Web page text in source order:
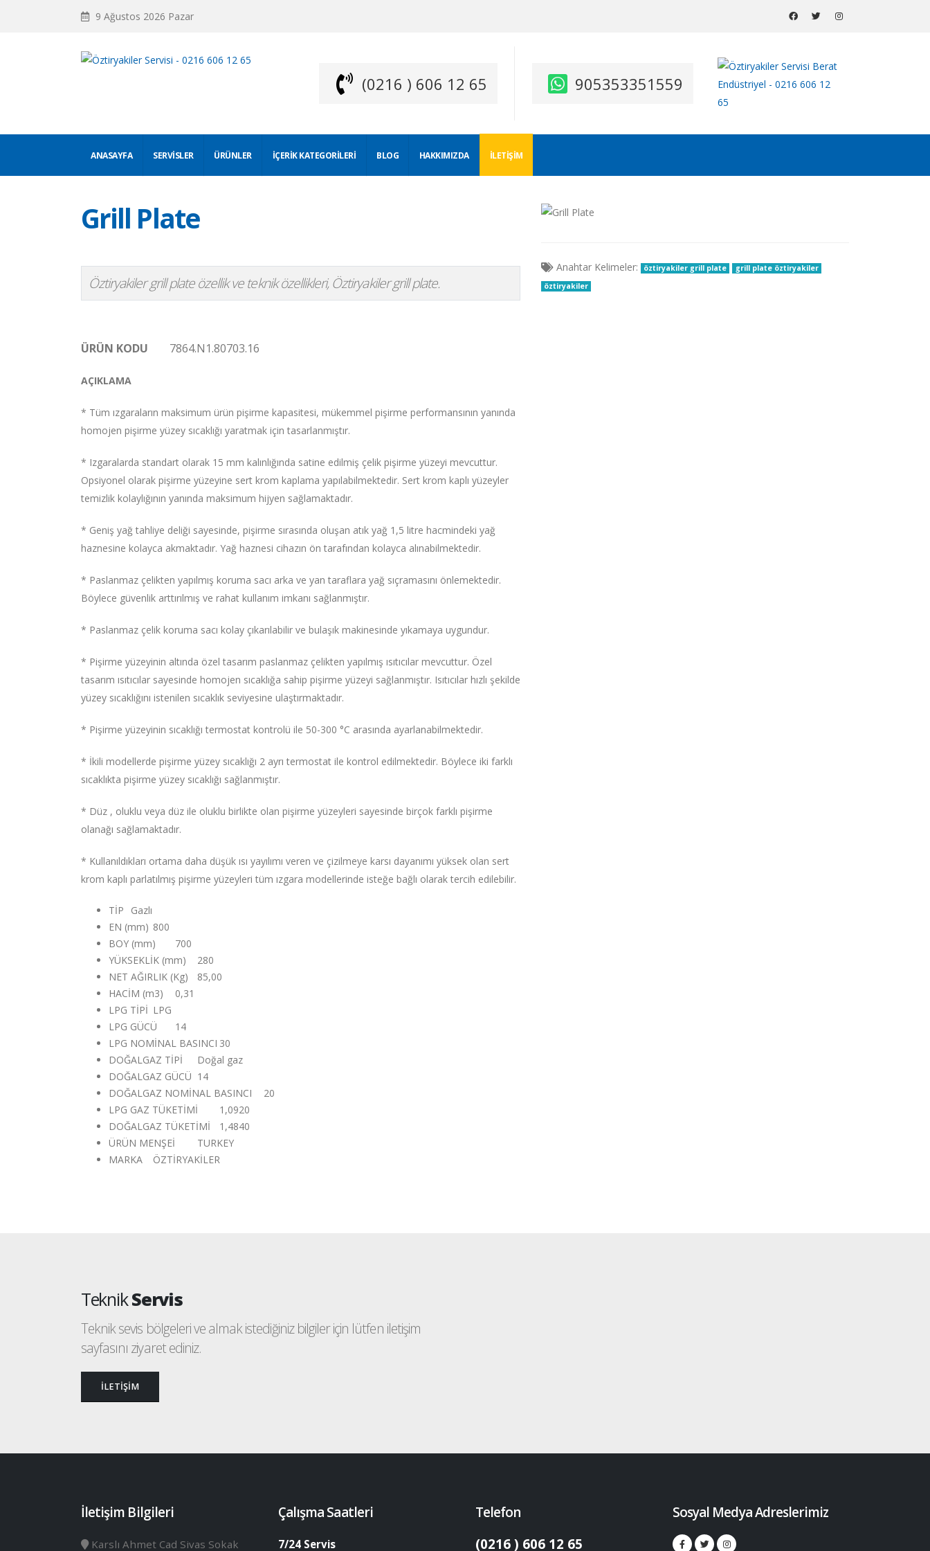
9 Ağustos 2026 Pazar
(0216 ) 606 12 65 905353351559
ANASAYFA SERVISLER ÜRÜNLER İÇERIK KATEGORILERI BLOG HAKKIMIZDA İLETIŞIM
Grill Plate
Öztiryakiler grill plate özellik ve teknik özellikleri, Öztiryakiler grill plate.
ÜRÜN KODU 7864.N1.80703.16
AÇIKLAMA
* Tüm ızgaraların maksimum ürün pişirme kapasitesi, mükemmel pişirme performansının yanında
homojen pişirme yüzey sıcaklığı yaratmak için tasarlanmıştır.
* Izgaralarda standart olarak 15 mm kalınlığında satine edilmiş çelik pişirme yüzeyi mevcuttur.
Opsiyonel olarak pişirme yüzeyine sert krom kaplama yapılabilmektedir. Sert krom kaplı yüzeyler
temizlik kolaylığının yanında maksimum hijyen sağlamaktadır.
* Geniş yağ tahliye deliği sayesinde, pişirme sırasında oluşan atık yağ 1,5 litre hacmindeki yağ
haznesine kolayca akmaktadır. Yağ haznesi cihazın ön tarafından kolayca alınabilmektedir.
* Paslanmaz çelikten yapılmış koruma sacı arka ve yan taraflara yağ sıçramasını önlemektedir.
Böylece güvenlik arttırılmış ve rahat kullanım imkanı sağlanmıştır.
* Paslanmaz çelik koruma sacı kolay çıkarılabilir ve bulaşık makinesinde yıkamaya uygundur.
* Pişirme yüzeyinin altında özel tasarım paslanmaz çelikten yapılmış ısıtıcılar mevcuttur. Özel
tasarım ısıtıcılar sayesinde homojen sıcaklığa sahip pişirme yüzeyi sağlanmıştır. Isıtıcılar hızlı şekilde
yüzey sıcaklığını istenilen sıcaklık seviyesine ulaştırmaktadır.
* Pişirme yüzeyinin sıcaklığı termostat kontrolü ile 50-300 °C arasında ayarlanabilmektedir.
* İkili modellerde pişirme yüzey sıcaklığı 2 ayrı termostat ile kontrol edilmektedir. Böylece iki farklı
sıcaklıkta pişirme yüzey sıcaklığı sağlanmıştır.
* Düz , oluklu veya düz ile oluklu birlikte olan pişirme yüzeyleri sayesinde birçok farklı pişirme
olanağı sağlamaktadır.
* Kullanıldıkları ortama daha düşük ısı yayılımı veren ve çizilmeye karsı dayanımı yüksek olan sert
krom kaplı parlatılmış pişirme yüzeyleri tüm ızgara modellerinde isteğe bağlı olarak tercih edilebilir.
TİP
Gazlı
EN (mm) 800
BOY (mm)
700
YÜKSEKLİK (mm)
280
NET AĞIRLIK (Kg)
85,00
HACİM (m3)
0,31
LPG TİPİ LPG
LPG GÜCÜ
14
LPG NOMİNAL BASINCI 30
DOĞALGAZ TİPİ
Doğal gaz
DOĞALGAZ GÜCÜ 14
DOĞALGAZ NOMİNAL BASINCI
20
LPG GAZ TÜKETİMİ
1,0920
DOĞALGAZ TÜKETİMİ
1,4840
ÜRÜN MENŞEİ
TURKEY
MARKA
ÖZTİRYAKİLER
Anahtar Kelimeler: öztiryakiler grill plate
grill plate öztiryakiler
öztiryakiler
TeknikServis
Teknik sevis bölgeleri ve almak istediğiniz bilgiler için lütfen iletişim
sayfasını ziyaret ediniz.
İLETİŞİM
İletişim Bilgileri
Karslı Ahmet Cad Sivas Sokak
Çalışma Saatleri
7/24 Servis
Telefon
(0216 ) 606 12 65
Sosyal Medya Adreslerimiz